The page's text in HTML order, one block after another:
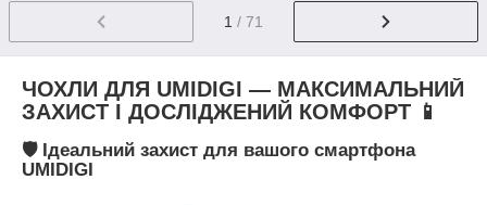
1 / 71
ЧОХЛИ ДЛЯ UMIDIGI — МАКСИМАЛЬНИЙ
ЗАХИСТ І ДОСЛІДЖЕНИЙ КОМФОРТ 📱
🛡️ Ідеальний захист для вашого смартфона
UMIDIGI